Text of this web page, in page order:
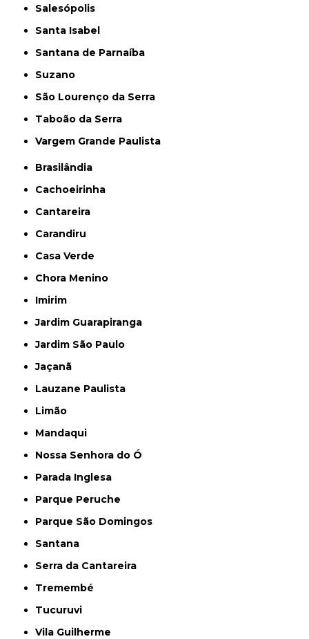
Salesópolis
Santa Isabel
Santana de Parnaíba
Suzano
São Lourenço da Serra
Taboão da Serra
Vargem Grande Paulista
Brasilândia
Cachoeirinha
Cantareira
Carandiru
Casa Verde
Chora Menino
Imirim
Jardim Guarapiranga
Jardim São Paulo
Jaçanã
Lauzane Paulista
Limão
Mandaqui
Nossa Senhora do Ó
Parada Inglesa
Parque Peruche
Parque São Domingos
Santana
Serra da Cantareira
Tremembé
Tucuruvi
Vila Guilherme